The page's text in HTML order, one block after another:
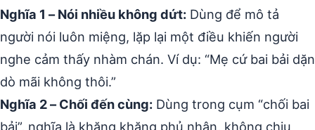
Nghĩa 1 – Nói nhiều không dứt: Dùng để mô tả
người nói luôn miệng, lặp lại một điều khiến người
nghe cảm thấy nhàm chán. Ví dụ: “Mẹ cứ bai bải dặn
dò mãi không thôi.”
Nghĩa 2 – Chối đến cùng: Dùng trong cụm “chối bai
bải”, nghĩa là khăng khăng phủ nhận, không chịu